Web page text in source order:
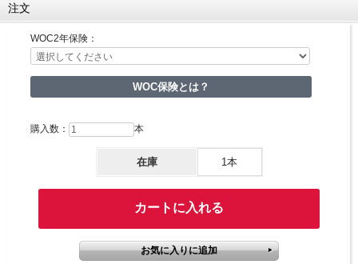
注文
WOC2年保険：
WOC保険とは？
購入数： 本
在庫 1本